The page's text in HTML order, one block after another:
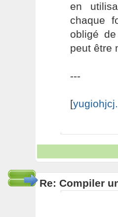
en
chaque
obligé
peut être
---
[
Re: Compiler